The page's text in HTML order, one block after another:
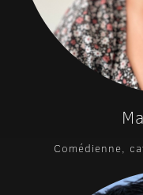
Comédienne,